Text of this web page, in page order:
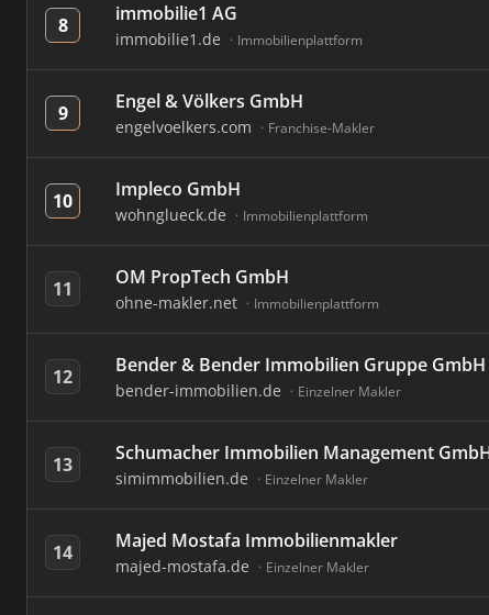
8 immobilie1 AG
immobilie1.de Immobilienplattform
9 Engel & Völkers GmbH
engelvoelkers.com Franchise-Makler
10 Impleco GmbH
wohnglueck.de Immobilienplattform
11 OM PropTech GmbH
ohne-makler.net Immobilienplattform
12 Bender & Bender Immobilien Gruppe
bender-immobilien.de Einzelner Makler
13 Schumacher Immobilien Management
simimmobilien.de Einzelner Makler
14 Majed Mostafa Immobilienmakler
majed-mostafa.de Einzelner Makler